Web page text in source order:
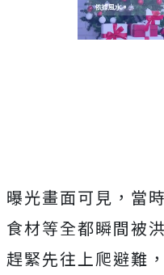
曝光畫面可見，當
食材等全都瞬間被
趕緊先往上爬避難